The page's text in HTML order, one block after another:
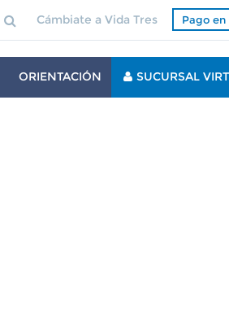
Pago en
Cámbiate a Vida Tres
ORIENTACIÓN SUCURSAL